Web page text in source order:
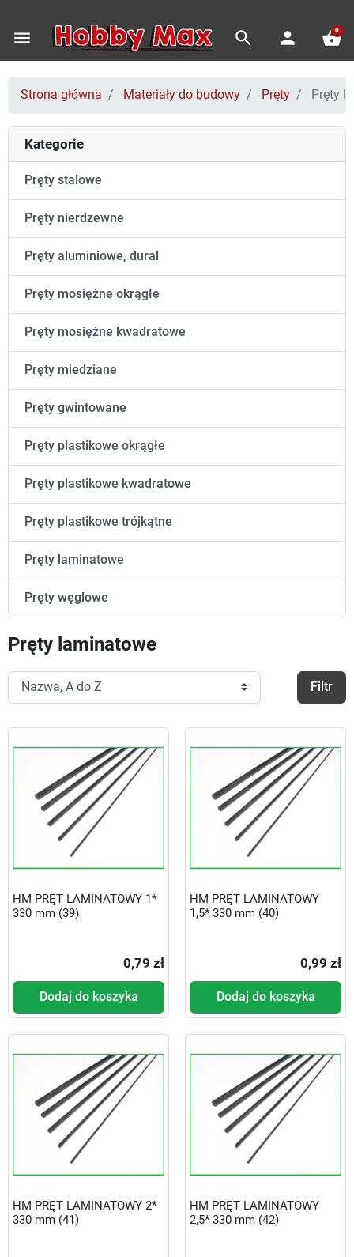
menu search person shopping_basket
0
Strona główna Materiały do budowy Pręty Pręty
Kategorie
Pręty stalowe
Pręty nierdzewne
Pręty aluminiowe, dural
Pręty mosiężne okrągłe
Pręty mosiężne kwadratowe
Pręty miedziane
Pręty gwintowane
Pręty plastikowe okrągłe
Pręty plastikowe kwadratowe
Pręty plastikowe trójkątne
Pręty laminatowe
Pręty węglowe
Pręty laminatowe
Filtr
HM PRĘT LAMINATOWY 1*
330 mm (39)
0,79 zł
Dodaj do koszyka
HM PRĘT LAMINATOWY
1,5* 330 mm (40)
0,99 zł
Dodaj do koszyka
HM PRĘT LAMINATOWY 2*
330 mm (41)
HM PRĘT LAMINATOWY
2,5* 330 mm (42)